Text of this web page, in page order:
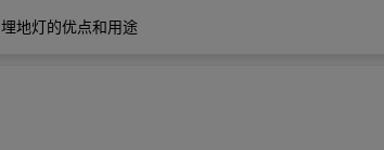
埋地灯的优点和用途